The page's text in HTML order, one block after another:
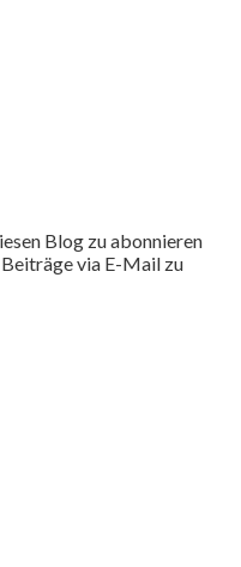
Blog zu abonnieren
via E-Mail zu